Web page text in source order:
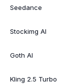
Seedance
Stockimg AI
Goth AI
Kling 2.5 Turbo